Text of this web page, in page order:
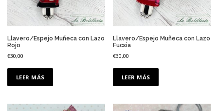
l
o
s
s
Llavero/Espejo Muñeca con Lazo
Rojo
€30,00
LEER MÁS
Llavero/Espejo Muñeca con Lazo
Fucsia
€30,00
LEER MÁS